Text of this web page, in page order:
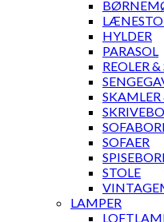
HYLDER
PARASOL
REOLER
SOFAER
STOLE
LAMPER